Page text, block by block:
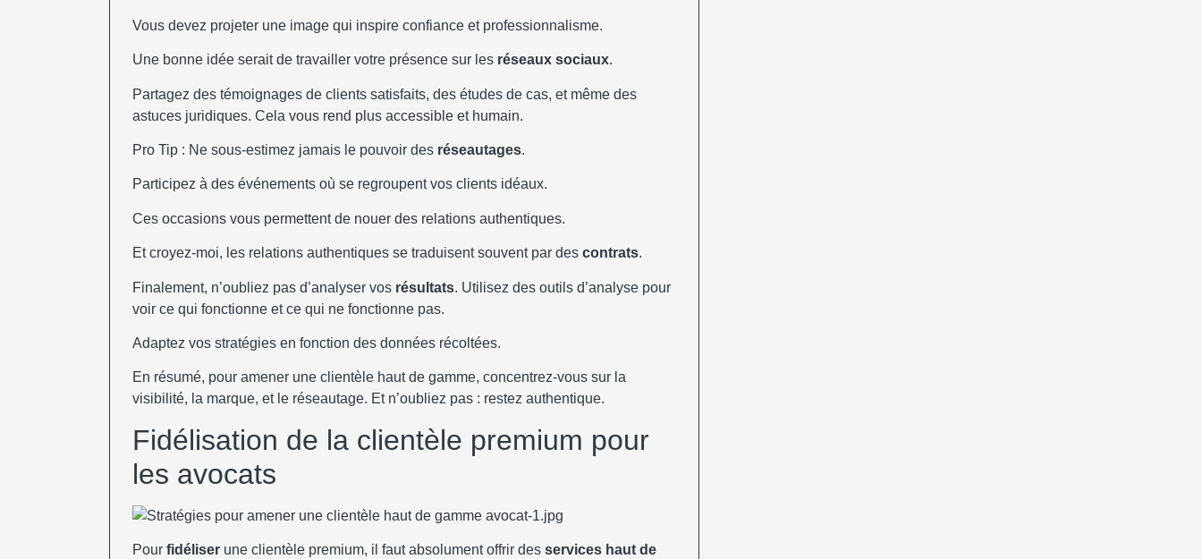
Vous devez projeter une image qui inspire confiance et professionnalisme.
Une bonne idée serait de travailler votre présence sur les réseaux sociaux.
Partagez des témoignages de clients satisfaits, des études de cas, et même des
astuces juridiques. Cela vous rend plus accessible et humain.
Pro Tip : Ne sous-estimez jamais le pouvoir des réseautages.
Participez à des événements où se regroupent vos clients idéaux.
Ces occasions vous permettent de nouer des relations authentiques.
Et croyez-moi, les relations authentiques se traduisent souvent par des contrats.
Finalement, n’oubliez pas d’analyser vos résultats. Utilisez des outils d’analyse pour
voir ce qui fonctionne et ce qui ne fonctionne pas.
Adaptez vos stratégies en fonction des données récoltées.
En résumé, pour amener une clientèle haut de gamme, concentrez-vous sur la
visibilité, la marque, et le réseautage. Et n’oubliez pas : restez authentique.
Fidélisation de la clientèle premium pour
les avocats
Pour fidéliser une clientèle premium, il faut absolument offrir des services haut de